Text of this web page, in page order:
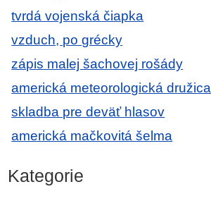
tvrdá vojenská čiapka
vzduch, po grécky
zápis malej šachovej rošády
americká meteorologická družica
skladba pre deväť hlasov
americká mačkovitá šelma
Kategorie